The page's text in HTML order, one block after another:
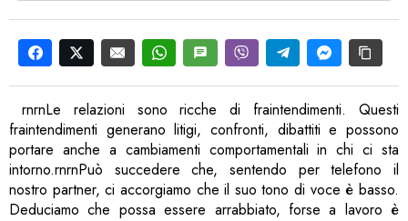
rnrnLe relazioni sono ricche di fraintendimenti. Questi
fraintendimenti generano litigi, confronti, dibattiti e possono
portare anche a cambiamenti comportamentali in chi ci sta
intorno.rnrnPuò succedere che, sentendo per telefono il
nostro partner, ci accorgiamo che il suo tono di voce è basso.
Deduciamo che possa essere arrabbiato, forse a lavoro è